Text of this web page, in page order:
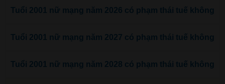
Tuổi 2001 nữ mạng năm 2026 có phạm thái tuế không
Tuổi 2001 nữ mạng năm 2027 có phạm thái tuế không
Tuổi 2001 nữ mạng năm 2028 có phạm thái tuế không